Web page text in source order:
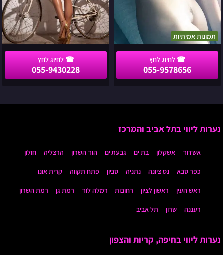
תמונות אמיתיות
055-9578656
055-9430228
נערות ליווי בתל אביב והמרכז
אשדוד אשקלון בת ים גבעתיים הוד השרון הרצליה חולון
כפר סבא נס ציונה נתניה סביון פתח תקווה קרית אונו
ראש העין ראשון לציון רחובות רמלה לוד רמת גן רמת השרון
רעננה שרון תל אביב
נערות ליווי בחיפה, קריות והצפון